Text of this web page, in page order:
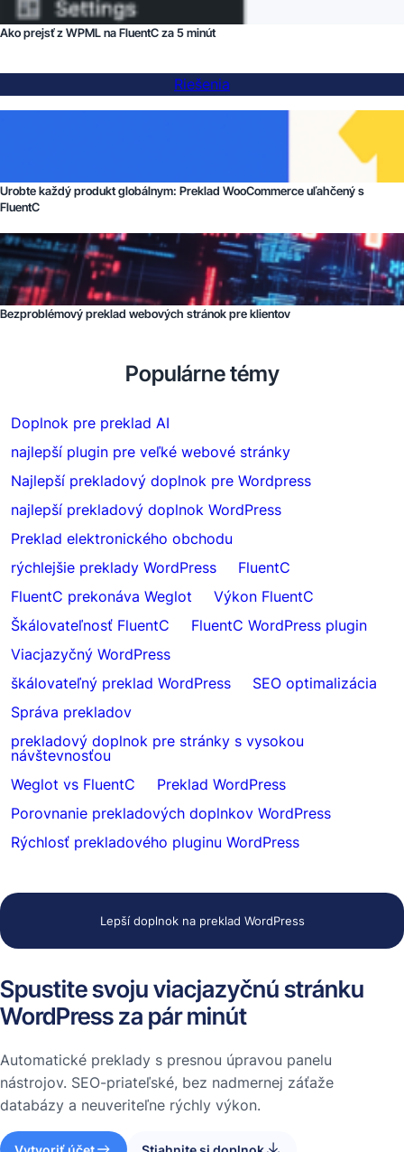
Ako prejsť z WPML na FluentC za 5 minút
Riešenia
Urobte každý produkt globálnym: Preklad WooCommerce uľahčený s
FluentC
Bezproblémový preklad webových stránok pre klientov
Populárne témy
Doplnok pre preklad AI
najlepší plugin pre veľké webové stránky
Najlepší prekladový doplnok pre Wordpress
najlepší prekladový doplnok WordPress
Preklad elektronického obchodu
rýchlejšie preklady WordPress
FluentC
FluentC prekonáva Weglot
Výkon FluentC
Škálovateľnosť FluentC
FluentC WordPress plugin
Viacjazyčný WordPress
škálovateľný preklad WordPress
SEO optimalizácia
Správa prekladov
prekladový doplnok pre stránky s vysokou
návštevnosťou
Weglot vs FluentC
Preklad WordPress
Porovnanie prekladových doplnkov WordPress
Rýchlosť prekladového pluginu WordPress
Lepší doplnok na preklad WordPress
Spustite svoju viacjazyčnú stránku
WordPress za pár minút
Automatické preklady s presnou úpravou panelu
nástrojov. SEO-priateľské, bez nadmernej záťaže
databázy a neuveriteľne rýchly výkon.